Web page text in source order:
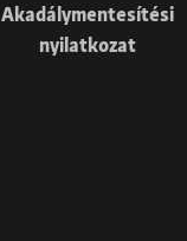
Akadálymentesítési
nyilatkozat